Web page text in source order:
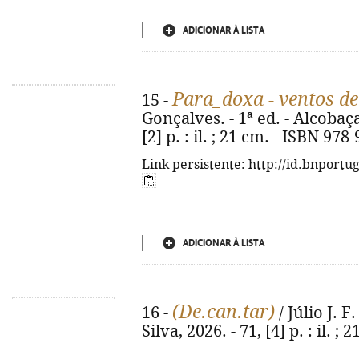
ADICIONAR À LISTA
15 -Para_doxa - ventos
Gonçalves. - 1ª ed. -
[2] p. : il. ; 21 cm. - ISBN 978-
Link persistente: http://
ADICIONAR À LISTA
16 - (De.can.tar) / Júlio J.
Silva, 2026. - 71, [4] p. : il. ;